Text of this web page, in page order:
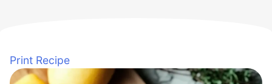
Print Recipe